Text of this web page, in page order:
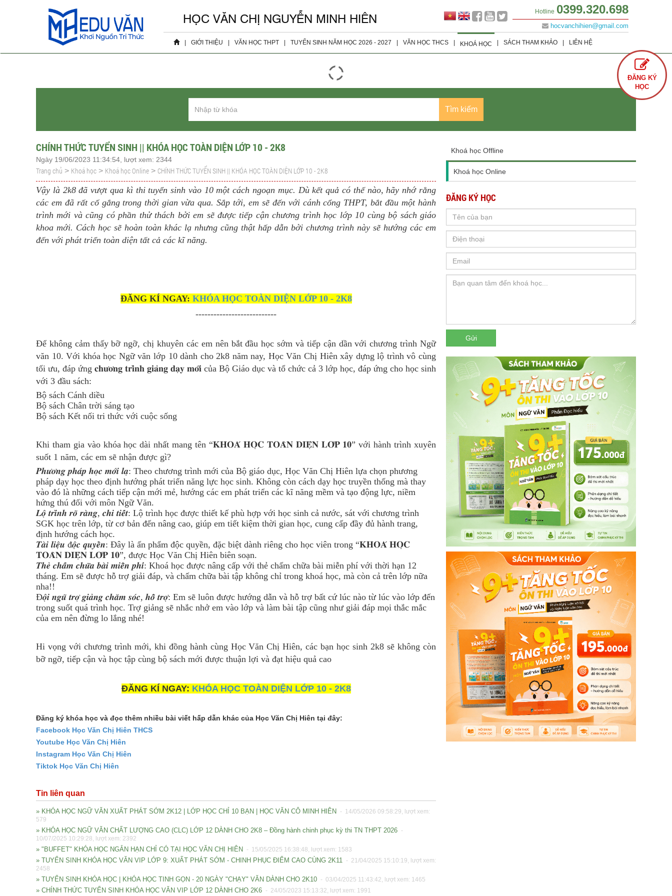
ĐĂNG KÝ
HỌC
HỌC VĂN CHỊ NGUYỄN MINH HIÊN Hotline 0399.320.698
hocvanchihien@gmail.com
GIỚI THIỆU VĂN HỌC THPT
Nghị Luận Văn Học
Tài Liệu Bổ Sung
Tài liệu Lớp 12
Đề Thi Các Năm
TUYỂN SINH NĂM HỌC 2026 - 2027 VĂN HỌC THCS
Tài Liệu Lớp 7
Tài Liệu Lớp 6
KHOÁ HỌC SÁCH THAM KHẢO LIÊN HỆ
Tìm kiếm
CHÍNH THỨC TUYỂN SINH || KHÓA HỌC TOÀN DIỆN LỚP 10 - 2K8
Ngày 19/06/2023 11:34:54, lượt xem: 2344
Trang chủ > Khoá học > Khoá học Online > CHÍNH THỨC TUYỂN SINH || KHÓA HỌC TOÀN DIỆN LỚP 10 - 2K8
Vậy là 2k8 đã vượt qua kì thi tuyển sinh vào 10 một cách ngoạn mục. Dù kết quả có thế nào, hãy nhớ rằng
các em đã rất cố gắng trong thời gian vừa qua. Sắp tới, em sẽ đến với cánh cổng THPT, bắt đầu một hành
trình mới và cũng có phần thử thách bởi em sẽ được tiếp cận chương trình học lớp 10 cùng bộ sách giáo
khoa mới. Cách học sẽ hoàn toàn khác lạ nhưng cũng thật hấp dẫn bởi chương trình này sẽ hướng các em
đến với phát triển toàn diện tất cả các kĩ năng.
ĐĂNG KÍ NGAY: KHÓA HỌC TOÀN DIỆN LỚP 10 - 2K8
---------------------------
Để không cảm thấy bỡ ngỡ, chị khuyên các em nên bắt đầu học sớm và tiếp cận dần với chương trình Ngữ
văn 10. Với khóa học Ngữ văn lớp 10 dành cho 2k8 năm nay, Học Văn Chị Hiên xây dựng lộ trình vô cùng
tối ưu, đáp ứng 𝐜𝐡𝐮̛𝐨̛𝐧𝐠 𝐭𝐫𝐢̀𝐧𝐡 𝐠𝐢𝐚̉𝐧𝐠 𝐝𝐚̣𝐲 𝐦𝐨̛́𝐢 của Bộ Giáo dục và tổ chức cả 3 lớp học, đáp ứng cho học sinh
với 3 đầu sách:
Bộ sách Cánh diều
Bộ sách Chân trời sáng tạo
Bộ sách Kết nối tri thức với cuộc sống
Khi tham gia vào khóa học dài nhất mang tên “𝐊𝐇𝐎𝐀́ 𝐇𝐎̣𝐂 𝐓𝐎𝐀̀𝐍 𝐃𝐈𝐄̣̂𝐍 𝐋𝐎̛́𝐏 𝟏𝟎” với hành trình xuyên
suốt 1 năm, các em sẽ nhận được gì?
𝑷𝒉𝒖̛𝒐̛𝒏𝒈 𝒑𝒉𝒂́𝒑 𝒉𝒐̣𝒄 𝒎𝒐̛́𝒊 𝒍𝒂̣: Theo chương trình mới của Bộ giáo dục, Học Văn Chị Hiên lựa chọn phương
pháp dạy học theo định hướng phát triển năng lực học sinh. Không còn cách dạy học truyền thống mà thay
vào đó là những cách tiếp cận mới mẻ, hướng các em phát triển các kĩ năng mềm và tạo động lực, niềm
hứng thú đối với môn Ngữ Văn.
𝑳𝒐̣̂ 𝒕𝒓𝒊̀𝒏𝒉 𝒓𝒐̃ 𝒓𝒂̀𝒏𝒈, 𝒄𝒉𝒊 𝒕𝒊𝒆̂́𝒕: Lộ trình học được thiết kế phù hợp với học sinh cả nước, sát với chương trình
SGK học trên lớp, từ cơ bản đến nâng cao, giúp em tiết kiệm thời gian học, cung cấp đầy đủ hành trang,
định hướng cách học.
𝑻𝒂̀𝒊 𝒍𝒊𝒆̣̂𝒖 đ𝒐̣̂𝒄 𝒒𝒖𝒚𝒆̂̀𝒏: Đây là ấn phẩm độc quyền, đặc biệt dành riêng cho học viên trong “𝐊𝐇𝐎𝐀́ 𝐇𝐎̣𝐂
𝐓𝐎𝐀̀𝐍 𝐃𝐈𝐄̣̂𝐍 𝐋𝐎̛́𝐏 𝟏𝟎”, được Học Văn Chị Hiên biên soạn.
𝑻𝒉𝒆̉ 𝒄𝒉𝒂̂́𝒎 𝒄𝒉𝒖̛̃𝒂 𝒃𝒂̀𝒊 𝒎𝒊𝒆̂̃𝒏 𝒑𝒉𝒊́: Khoá học được nâng cấp với thẻ chấm chữa bài miễn phí với thời hạn 12
tháng. Em sẽ được hỗ trợ giải đáp, và chấm chữa bài tập không chỉ trong khoá học, mà còn cả trên lớp nữa
nha!!
Đ𝒐̣̂𝒊 𝒏𝒈𝒖̃ 𝒕𝒓𝒐̛̣ 𝒈𝒊𝒂̉𝒏𝒈 𝒄𝒉𝒂̆𝒎 𝒔𝒐́𝒄, 𝒉𝒐̂̃ 𝒕𝒓𝒐̛̣: Em sẽ luôn được hướng dẫn và hỗ trợ bất cứ lúc nào từ lúc vào lớp đến
trong suốt quá trình học. Trợ giảng sẽ nhắc nhở em vào lớp và làm bài tập cũng như giải đáp mọi thắc mắc
của em nên đừng lo lắng nhé!
Hi vọng với chương trình mới, khi đồng hành cùng Học Văn Chị Hiên, các bạn học sinh 2k8 sẽ không còn
bỡ ngỡ, tiếp cận và học tập cùng bộ sách mới được thuận lợi và đạt hiệu quả cao
ĐĂNG KÍ NGAY: KHÓA HỌC TOÀN DIỆN LỚP 10 - 2K8
Đăng ký khóa học và đọc thêm nhiều bài viết hấp dẫn khác của Học Văn Chị Hiên tại đây:
Facebook Học Văn Chị Hiên THCS
Youtube Học Văn Chị Hiên
Instagram Học Văn Chị Hiên
Tiktok Học Văn Chị Hiên
Tin liên quan
» KHÓA HỌC NGỮ VĂN XUẤT PHÁT SỚM 2K12 | LỚP HỌC CHỈ 10 BẠN | HỌC VĂN CÔ MINH HIÊN
- 14/05/2026 09:58:29, lượt xem:
579
» KHÓA HỌC NGỮ VĂN CHẤT LƯỢNG CAO (CLC) LỚP 12 DÀNH CHO 2K8 – Đồng hành chinh phục kỳ thi TN THPT 2026 -
10/07/2025 10:29:28, lượt xem: 2392
» "BUFFET" KHÓA HỌC NGẮN HẠN CHỈ CÓ TẠI HỌC VĂN CHỊ HIÊN - 15/05/2025 16:38:48, lượt xem: 1583
» TUYỂN SINH KHÓA HỌC VĂN VIP LỚP 9: XUẤT PHÁT SỚM - CHINH PHỤC ĐIỂM CAO CÙNG 2K11 - 21/04/2025 15:10:19, lượt xem:
2458
» TUYỂN SINH KHÓA HỌC | KHÓA HỌC TINH GỌN - 20 NGÀY "CHẠY" VĂN DÀNH CHO 2K10 - 03/04/2025 11:43:42, lượt xem: 1465
» CHÍNH THỨC TUYỂN SINH KHÓA HỌC VĂN VIP LỚP 12 DÀNH CHO 2K6 - 24/05/2023 15:13:32, lượt xem: 1991
Khoá học Offline
Khoá học Online
ĐĂNG KÝ HỌC